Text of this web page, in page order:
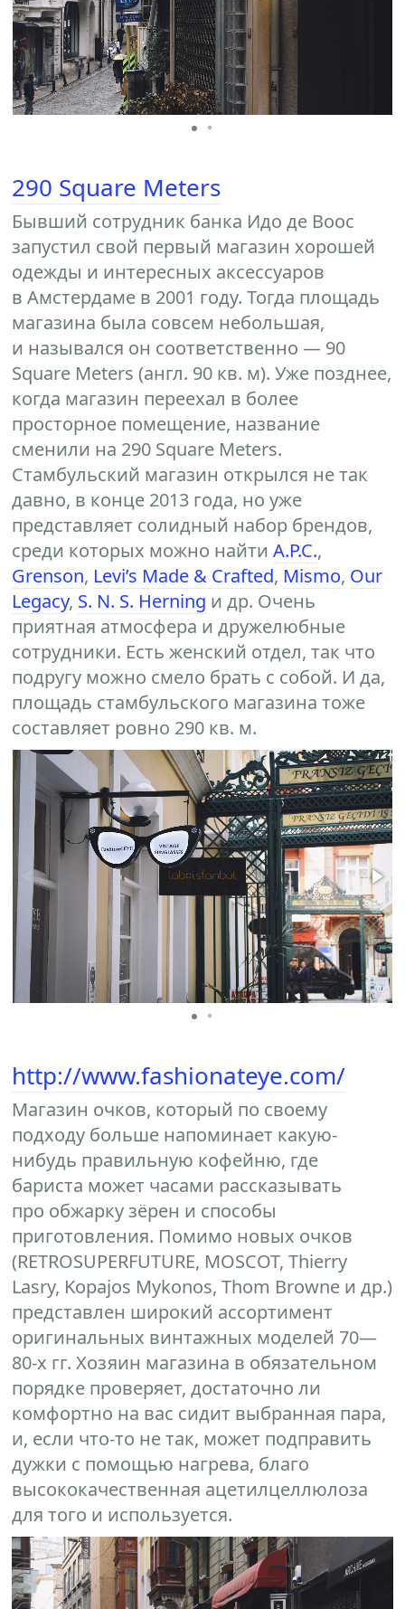
290 Square Meters
Бывший сотрудник банка Идо де Воос
запустил свой первый магазин хорошей
одежды и интересных аксессуаров
в Амстердаме в 2001 году. Тогда площадь
магазина была совсем небольшая,
и назывался он соответственно — 90
Square Meters (англ. 90 кв. м). Уже позднее,
когда магазин переехал в более
просторное помещение, название
сменили на 290 Square Meters.
Стамбульский магазин открылся не так
давно, в конце 2013 года, но уже
представляет солидный набор брендов,
среди которых можно найтиA.P.C.,
Grenson, Levi’s Made & Crafted, Mismo, Our
Legacy, S. N. S. Herning и др. Очень
приятная атмосфера и дружелюбные
сотрудники. Есть женский отдел, так что
подругу можно смело брать с собой. И да,
площадь стамбульского магазина тоже
составляет ровно 290 кв. м.
http://www.fashionateye.com/
Магазин очков, который по своему
подходу больше напоминает какую-
нибудь правильную кофейню, где
бариста может часами рассказывать
про обжарку зёрен и способы
приготовления. Помимо новых очков
(RETROSUPERFUTURE, MOSCOT, Thierry
Lasry, Kopajos Mykonos, Thom Browne и др.)
представлен широкий ассортимент
оригинальных винтажных моделей 70—
80-х гг. Хозяин магазина в обязательном
порядке проверяет, достаточно ли
комфортно на вас сидит выбранная пара,
и, если что-то не так, может подправить
дужки с помощью нагрева, благо
высококачественная ацетилцеллюлоза
для того и используется.